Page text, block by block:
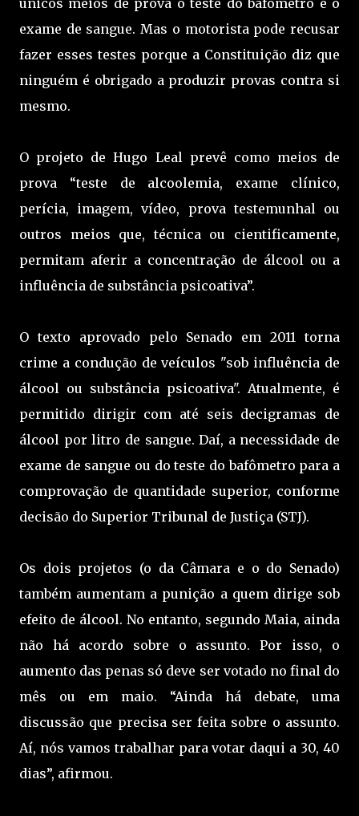
únicos meios de prova o teste do bafômetro e o
exame de sangue. Mas o motorista pode recusar
fazer esses testes porque a Constituição diz que
ninguém é obrigado a produzir provas contra si
mesmo.
O projeto de Hugo Leal prevê como meios de
prova “teste de alcoolemia, exame clínico,
perícia, imagem, vídeo, prova testemunhal ou
outros meios que, técnica ou cientificamente,
permitam aferir a concentração de álcool ou a
influência de substância psicoativa”.
O texto aprovado pelo Senado em 2011 torna
crime a condução de veículos "sob influência de
álcool ou substância psicoativa". Atualmente, é
permitido dirigir com até seis decigramas de
álcool por litro de sangue. Daí, a necessidade de
exame de sangue ou do teste do bafômetro para a
comprovação de quantidade superior, conforme
decisão do Superior Tribunal de Justiça (STJ).
Os dois projetos (o da Câmara e o do Senado)
também aumentam a punição a quem dirige sob
efeito de álcool. No entanto, segundo Maia, ainda
não há acordo sobre o assunto. Por isso, o
aumento das penas só deve ser votado no final do
mês ou em maio. “Ainda há debate, uma
discussão que precisa ser feita sobre o assunto.
Aí, nós vamos trabalhar para votar daqui a 30, 40
dias”, afirmou.